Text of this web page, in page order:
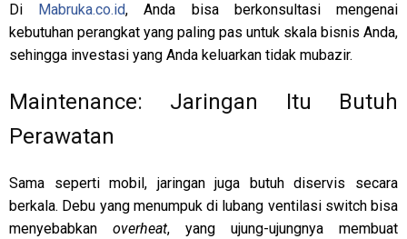
Di
Mabruka.co.id, Anda bisa berkonsultasi mengenai
kebutuhan perangkat yang paling pas untuk skala bisnis Anda,
sehingga investasi yang Anda keluarkan tidak mubazir.
Maintenance: Jaringan Itu Butuh
Perawatan
Sama seperti mobil, jaringan juga butuh diservis secara
berkala. Debu yang menumpuk di lubang ventilasi switch bisa
menyebabkan overheat, yang ujung-ujungnya membuat